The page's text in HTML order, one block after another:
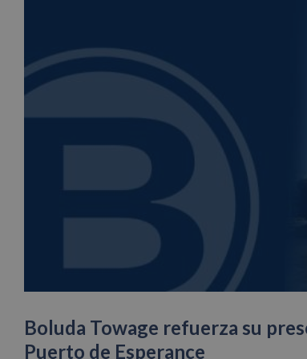
Boluda Towage refuerza su
Puerto de Esperance